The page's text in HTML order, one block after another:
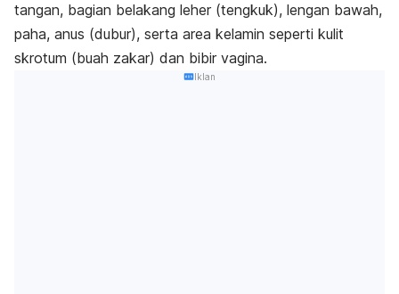
tangan, bagian belakang leher (tengkuk), lengan bawah,
paha, anus (dubur), serta area kelamin seperti kulit
skrotum (buah zakar) dan bibir vagina.
Iklan